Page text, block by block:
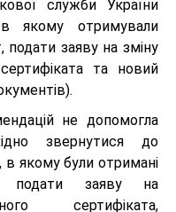
служби України
отримували
подати заяву на зміну
та новий
не допомогла
звернутися до
якому були отримані
подати заяву на
сертифіката,